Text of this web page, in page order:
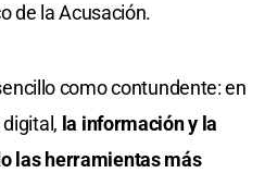
de la Acusación.
como contundente: en
la información y la
las herramientas más